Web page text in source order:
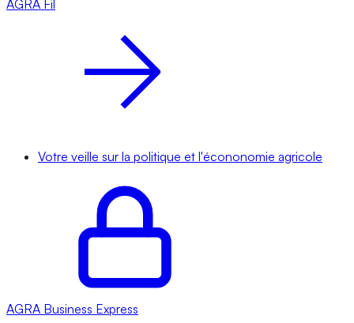
AGRA Fil
Votre veille sur la politique et l'écononomie agricole
AGRA Business Express